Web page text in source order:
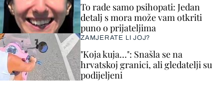
To rade samo psihopati: Jedan
detalj s mora može vam otkriti
puno o prijateljima
ZAMJERATE LI JOJ?
"Koja kuja…": Snašla se na
hrvatskoj granici, ali gledatelji su
podijeljeni